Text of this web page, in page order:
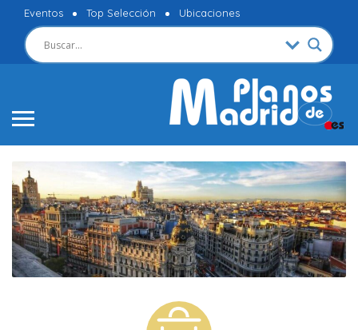
Eventos Top Selección Ubicaciones